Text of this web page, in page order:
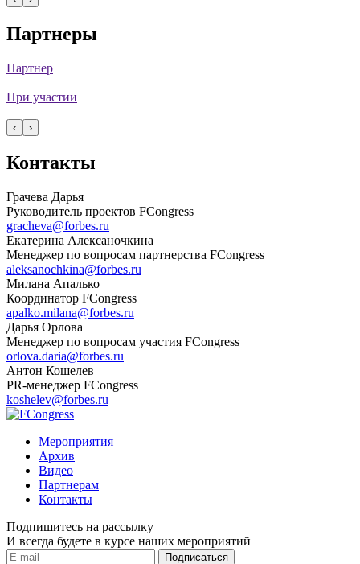
Партнеры
Партнер
При участии
‹ ›
Контакты
Грачева Дарья
Руководитель проектов FCongress
gracheva@forbes.ru
Екатерина Алексаночкина
Менеджер по вопросам партнерства FCongress
aleksanochkina@forbes.ru
Милана Апалько
Координатор FCongress
apalko.milana@forbes.ru
Дарья Орлова
Менеджер по вопросам участия FCongress
orlova.daria@forbes.ru
Антон Кошелев
PR-менеджер FCongress
koshelev@forbes.ru
Мероприятия
Архив
Видео
Партнерам
Контакты
Подпишитесь на рассылку
И всегда будете в курсе наших мероприятий
Подписаться